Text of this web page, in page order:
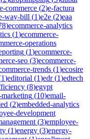
e-commerce (2)e-factura
way-bill (1)e2e (2)eaa
)ecommerce-analytics
(1)ecommerce-
operations
(1)ecommerce-
seo (3)ecommerce-
trends (1)ecosire
1)editorial (1)edr(1)edtech
(8)egypt
(10)email-
(2)embedded-analytics
development
(3)employee-
(1)energy (3)energy-